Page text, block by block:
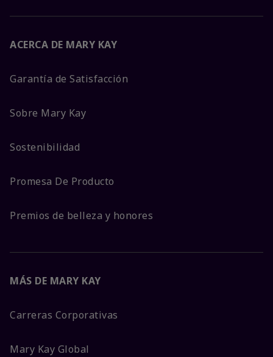
ACERCA DE MARY KAY
Garantía de Satisfacción
Sobre Mary Kay
Sostenibilidad
Promesa De Producto
Premios de belleza y honores
MÁS DE MARY KAY
Carreras Corporativas
Mary Kay Global